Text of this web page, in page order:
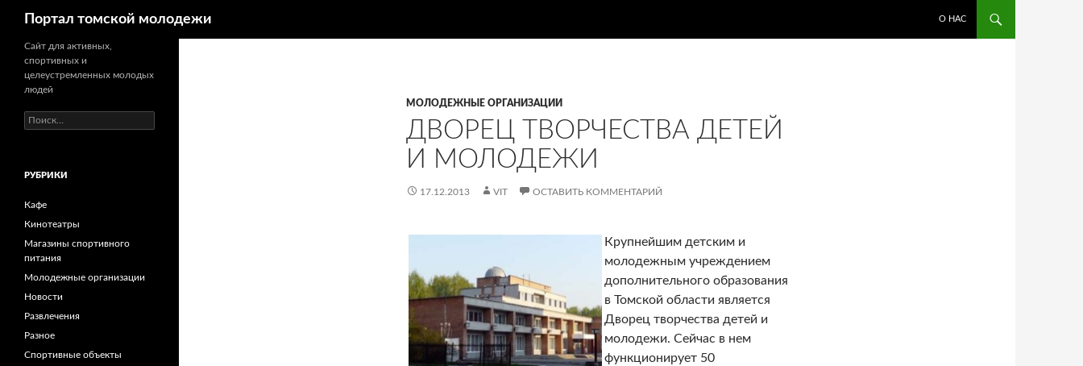
Портал томской молодежи
О НАС
МОЛОДЕЖНЫЕ ОРГАНИЗАЦИИ
ДВОРЕЦ ТВОРЧЕСТВА ДЕТЕЙ
И МОЛОДЕЖИ
17.12.2013 VIT ОСТАВИТЬ КОММЕНТАРИЙ
Крупнейшим детским и
молодежным учреждением
дополнительного образования
в Томской области является
Дворец творчества детей и
молодежи. Сейчас в нем
функционирует 50
Сайт для активных,
спортивных и
целеустремленных молодых
людей
Н
а
иРУБРИКИ
Кафе
Кинотеатры
Магазины спортивного
питания
Молодежные организации
Новости
Развлечения
Разное
Спортивные объекты